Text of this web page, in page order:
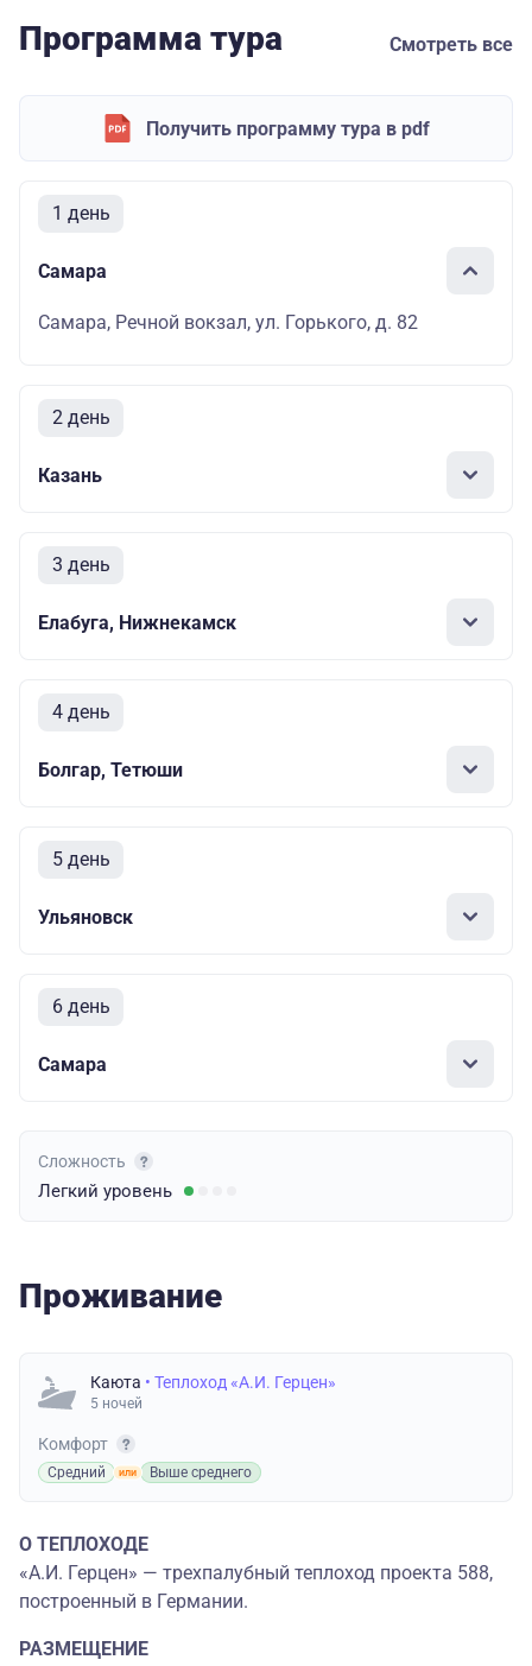
Программа тура Смотреть все
Получить программу тура в pdf
1 день
Самара
Самара, Речной вокзал, ул. Горького, д. 82
2 день
Казань
3 день
Елабуга, Нижнекамск
4 день
Болгар, Тетюши
5 день
Ульяновск
6 день
Самара
Сложность
Легкий уровень
Проживание
Каюта • Теплоход «А.И. Герцен»
5 ночей
Комфорт
Средний Выше среднего
О ТЕПЛОХОДЕ
«А.И. Герцен» — трехпалубный теплоход проекта 588,
построенный в Германии.
РАЗМЕЩЕНИЕ